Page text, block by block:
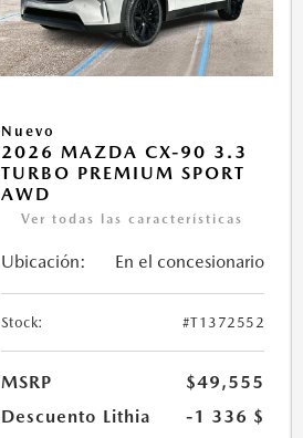
Nuevo
2026 MAZDA CX-90 3.3
TURBO PREMIUM SPORT
AWD
Ver todas las características
Ubicación: En el concesionario
Stock: #T1372552
MSRP
$49,555
Descuento Lithia
-1 336 $